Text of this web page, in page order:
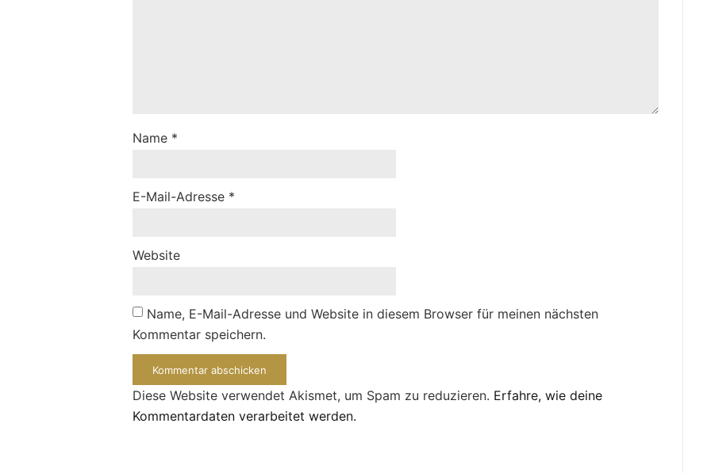
Name *
E-Mail-Adresse *
Website
Name, E-Mail-Adresse und Website in diesem Browser für meinen nächsten
Kommentar speichern.
Diese Website verwendet Akismet, um Spam zu reduzieren. Erfahre, wie deine
Kommentardaten verarbeitet werden.